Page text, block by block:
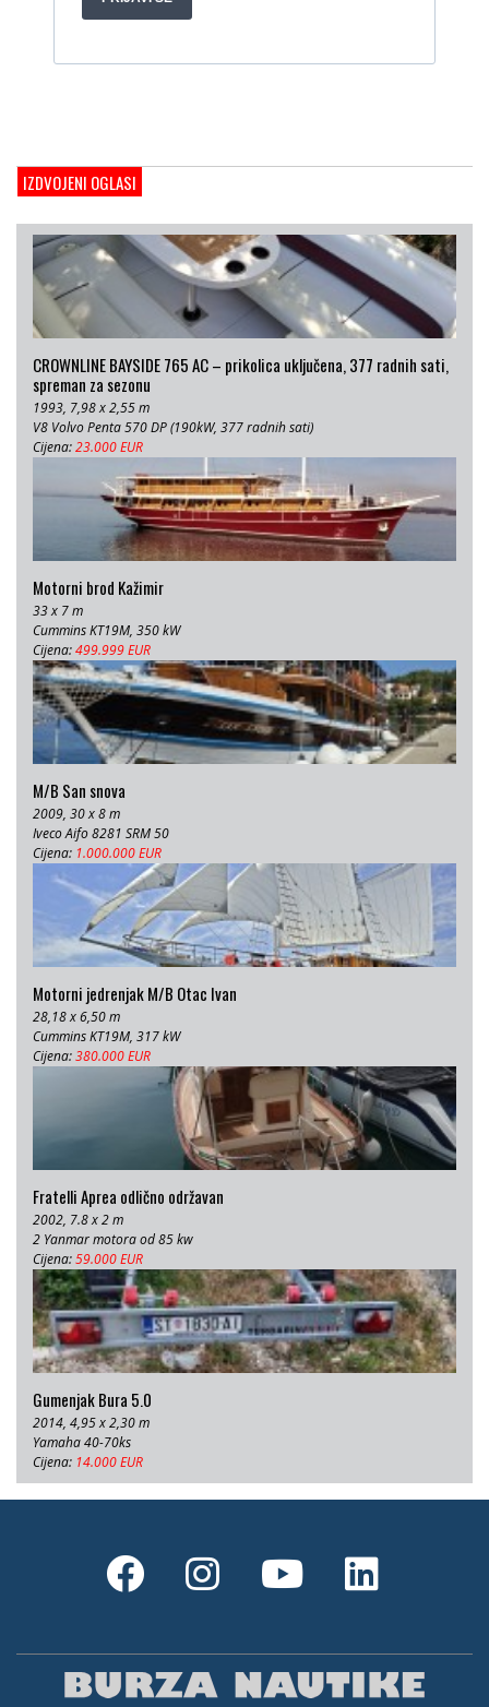
M/B San snova
2008, 27 x 6.5 m, Volvo penta 350 KS
Cijena:
IZDVOJENI OGLASI
CROWNLINE BAYSIDE 765 AC – prikolica uključena, 377 radnih sati,
spreman za sezonu
1993, 7,98 x 2,55 m
V8 Volvo Penta 570 DP (190kW, 377 radnih sati)
Cijena:23.000 EUR
Motorni brod Kažimir
33 x 7 m
Cummins KT19M, 350 kW
Cijena:499.999 EUR
M/B San snova
2009, 30 x 8 m
Iveco Aifo 8281 SRM 50
Cijena: 1.000.000 EUR
Motorni jedrenjak M/B Otac Ivan
28,18 x 6,50 m
Cummins KT19M, 317 kW
Cijena:380.000 EUR
Fratelli Aprea odlično održavan
2002, 7.8 x 2 m
2 Yanmar motora od 85 kw
Cijena:59.000 EUR
Gumenjak Bura 5.0
2014, 4,95 x 2,30 m
Yamaha 40-70ks
Cijena: 14.000 EUR